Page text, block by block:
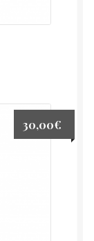
30,00€